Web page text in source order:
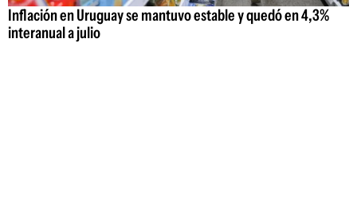
Inflación en Uruguay se mantuvo estable y quedó en 4,3%
interanual a julio